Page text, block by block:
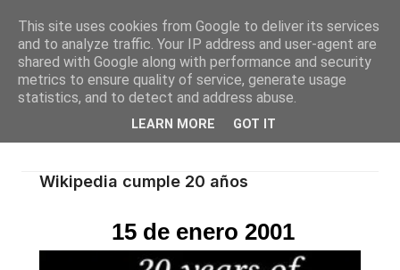
Wikipedia cumple 20 años
15 de enero 2001
This site uses cookies from Google to deliver its services
and to analyze traffic. Your IP address and user-agent are
shared with Google along with performance and security
metrics to ensure quality of service, generate usage
statistics, and to detect and address abuse.
LEARN MORE GOT IT